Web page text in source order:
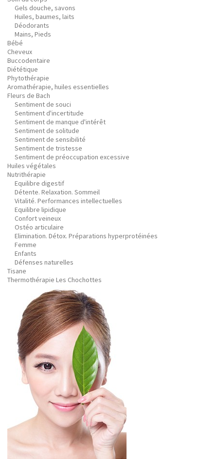
Gels douche, savons
Huiles, baumes, laits
Déodorants
Mains, Pieds
Bébé
Cheveux
Buccodentaire
Diététique
Phytothérapie
Aromathérapie, huiles essentielles
Fleurs de Bach
Sentiment de souci
Sentiment d'incertitude
Sentiment de manque d'intérêt
Sentiment de solitude
Sentiment de sensibilité
Sentiment de tristesse
Sentiment de préoccupation excessive
Huiles végétales
Nutrithérapie
Equilibre digestif
Détente. Relaxation. Sommeil
Vitalité. Performances intellectuelles
Equilibre lipidique
Confort veineux
Ostéo articulaire
Elimination. Détox. Préparations hyperprotéinées
Femme
Enfants
Défenses naturelles
Tisane
Thermothérapie Les Chochottes